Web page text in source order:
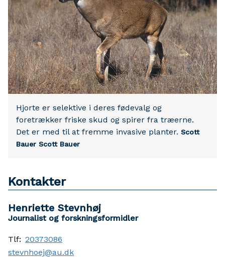
Hjorte er selektive i deres fødevalg og
foretrækker friske skud og spirer fra træerne.
Det er med til at fremme invasive planter. Scott
Bauer Scott Bauer
Kontakter
Henriette Stevnhøj
Journalist og forskningsformidler
Tlf: 20373086
stevnhoej@au.dk